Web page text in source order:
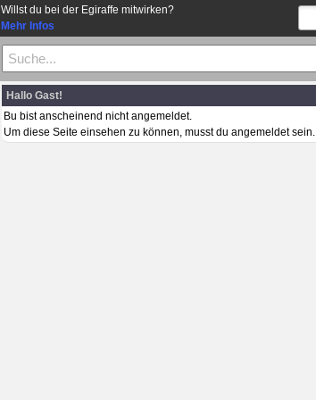
Willst du bei der Egiraffe mitwirken?
Mehr Infos
Hallo Gast!
Bu bist anscheinend nicht angemeldet.
Um diese Seite einsehen zu können, musst du angemeldet sein.